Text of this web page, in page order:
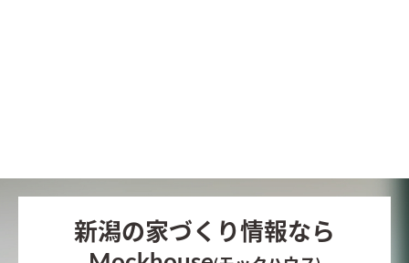
新潟の家づくり情報なら